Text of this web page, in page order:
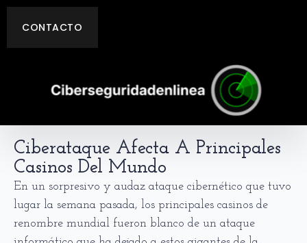
CONTACTO
Ciberataque Afecta A Principales
Casinos Del Mundo
En un sorpresivo y audaz ataque cibernético que tuvo
lugar la semana pasada, los principales casinos de
renombre mundial fueron blanco de un ataque